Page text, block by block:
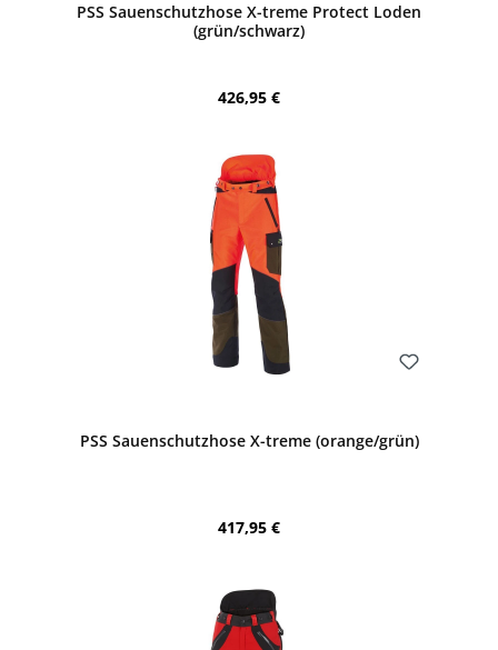
PSS Sauenschutzhose X-treme Protect Loden
(grün/schwarz)
Regulärer Preis:
426,95 €
PSS Sauenschutzhose X-treme (orange/grün)
Regulärer Preis:
417,95 €